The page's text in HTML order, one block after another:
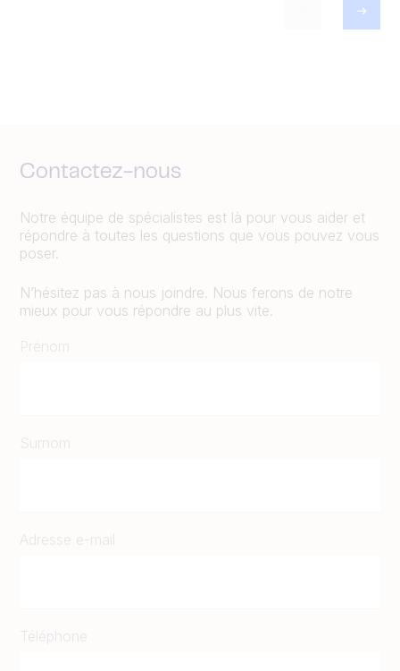
Contactez-nous
Notre équipe de spécialistes est là pour vous aider et
répondre à toutes les questions que vous pouvez vous
poser.
N’hésitez pas à nous joindre. Nous ferons de notre
mieux pour vous répondre au plus vite.
Prénom
Surnom
Adresse e-mail
Téléphone